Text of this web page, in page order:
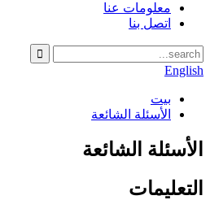
معلومات عنا
اتصل بنا
English
بيت
الأسئلة الشائعة
الأسئلة الشائعة
التعليمات